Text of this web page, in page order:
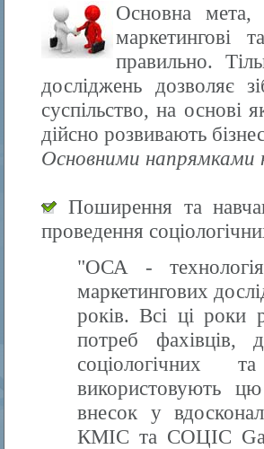
Основна мета,
маркетингові
правильно.
досліджень дозволяє
суспільство, на основі
дійсно розвивають
Основними напрямками
Поширення та
проведення
"ОСА -
маркетингових
років. Всі ці роки
потреб фахівців,
соціологічних
використовують
внесок у
КМІС та СОЦІС